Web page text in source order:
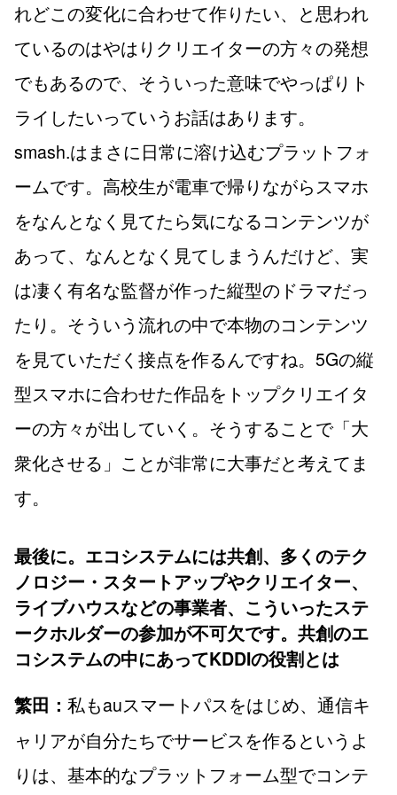
れどこの変化に合わせて作りたい、と思われ
ているのはやはりクリエイターの方々の発想
でもあるので、そういった意味でやっぱりト
ライしたいっていうお話はあります。
smash.はまさに日常に溶け込むプラットフォ
ームです。高校生が電車で帰りながらスマホ
をなんとなく見てたら気になるコンテンツが
あって、なんとなく見てしまうんだけど、実
は凄く有名な監督が作った縦型のドラマだっ
たり。そういう流れの中で本物のコンテンツ
を見ていただく接点を作るんですね。5Gの縦
型スマホに合わせた作品をトップクリエイタ
ーの方々が出していく。そうすることで「大
衆化させる」ことが非常に大事だと考えてま
す。
最後に。エコシステムには共創、多くのテク
ノロジー・スタートアップやクリエイター、
ライブハウスなどの事業者、こういったステ
ークホルダーの参加が不可欠です。共創のエ
コシステムの中にあってKDDIの役割とは
繁田： 私もauスマートパスをはじめ、通信キ
ャリアが自分たちでサービスを作るというよ
りは、基本的なプラットフォーム型でコンテ